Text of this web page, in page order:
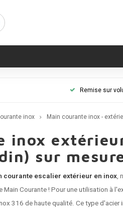
Remise sur
inox Main courante inox -
inox
sur
courante escalier extérieur en inox,
Main Courante ! Pour une utilisation à
316 de haute qualité. Ce type